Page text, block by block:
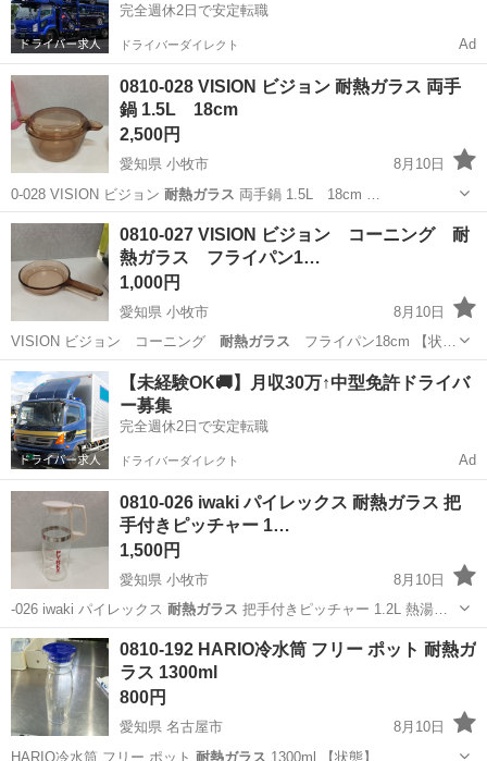
完全週休2日で安定転職
ドライバーダイレクト Ad
0810-028 VISION ビジョン 耐熱ガラス 両手
鍋 1.5L 18cm
2,500円
愛知県 小牧市
8月10日
0-028 VISION ビジョン 耐熱ガラス
愛知 小牧市
0810-027 VISION ビジョン コーニング 耐
熱ガラス フライパン1…
1,000円
愛知県 小牧市
8月10日
VISION ビジョン コーニング 耐熱ガラス フライパン18cm 【状…
愛知 小牧市 調理器具 コーニング
【未経験OK🚚】月収30万↑中型免許ドライバ
ー募集
完全週休2日で安定転職
ドライバーダイレクト Ad
0810-026 iwaki パイレックス 耐熱ガラス 把
手付きピッチャー 1…
1,500円
愛知県 小牧市
8月10日
-026 iwaki パイレックス 耐熱ガラス 把手付きピッチャー 1.2L 熱湯…
愛知 小牧市 食器 iwaki
0810-192 HARIO冷水筒 フリー ポット 耐熱ガ
ラス 1300ml
800円
愛知県 名古屋市
8月10日
HARIO冷水筒 フリー ポット 耐熱ガラス 1300ml 【状態】 …